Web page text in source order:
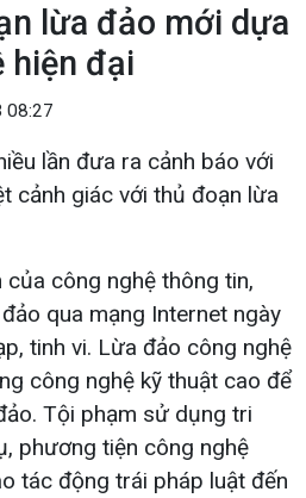
lừa đảo mới dựa
hiện đại
08:27
lần đưa ra cảnh báo với
cảnh giác với thủ đoạn lừa
công nghệ thông tin,
qua mạng Internet ngày
tinh vi. Lừa đảo công nghệ
công nghệ kỹ thuật cao để
Tội phạm sử dụng tri
phương tiện công nghệ
tác động trái pháp luật đến